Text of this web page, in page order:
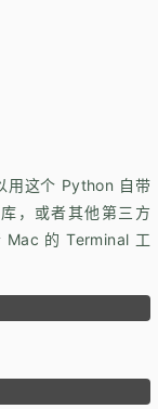
用这个 Python 自带
，或者其他第三方
Mac 的 Terminal 工